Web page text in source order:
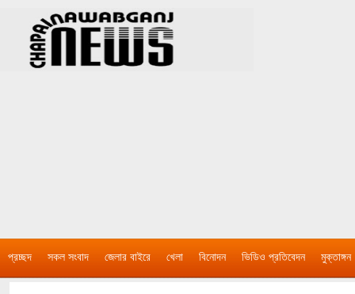
প্রচ্ছদ সকল সংবাদ জেলার বাইরে খেলা বিনোদন ভিডিও প্রতিবেদন মুক্তাঙ্গন